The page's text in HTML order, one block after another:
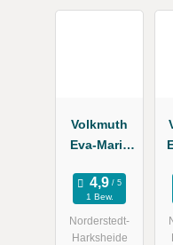
Volkmuth
Eva-Maria
Jörn Dr.
1 Bew.
Norderstedt-
Harksheide